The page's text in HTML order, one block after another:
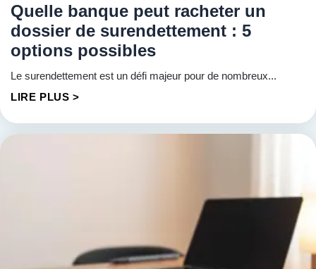
Quelle banque peut racheter un
dossier de surendettement : 5
options possibles
Le surendettement est un défi majeur pour de nombreux...
LIRE PLUS >